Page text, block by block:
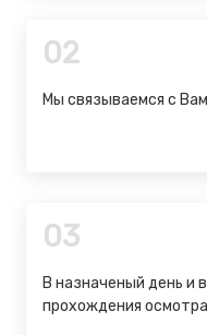
02
Мы связываемся с
03
В назначеный день и
прохождения осмотра